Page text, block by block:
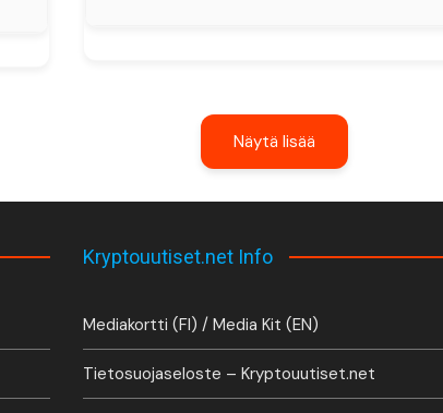
Näytä lisää
Kryptouutiset.net Info
Mediakortti (FI) / Media Kit (EN)
Tietosuojaseloste – Kryptouutiset.net